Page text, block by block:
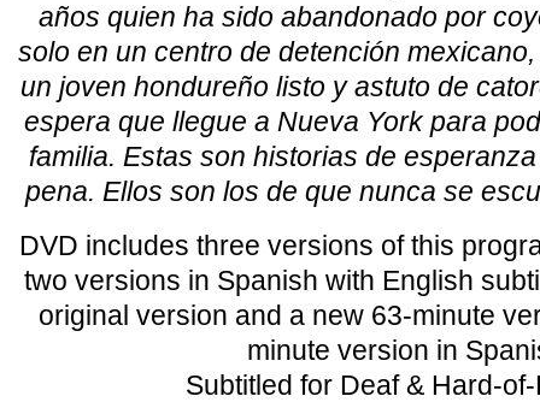
años quien ha sido abandonado por
solo en un centro de detención
un joven hondureño listo y astuto de
espera que llegue a Nueva York para
familia. Estas son historias de
pena. Ellos son los de que nunca se
DVD includes three versions of this
two versions in Spanish with English
original version and a new 63-minute
minute version in
Subtitled for Deaf & Hard-